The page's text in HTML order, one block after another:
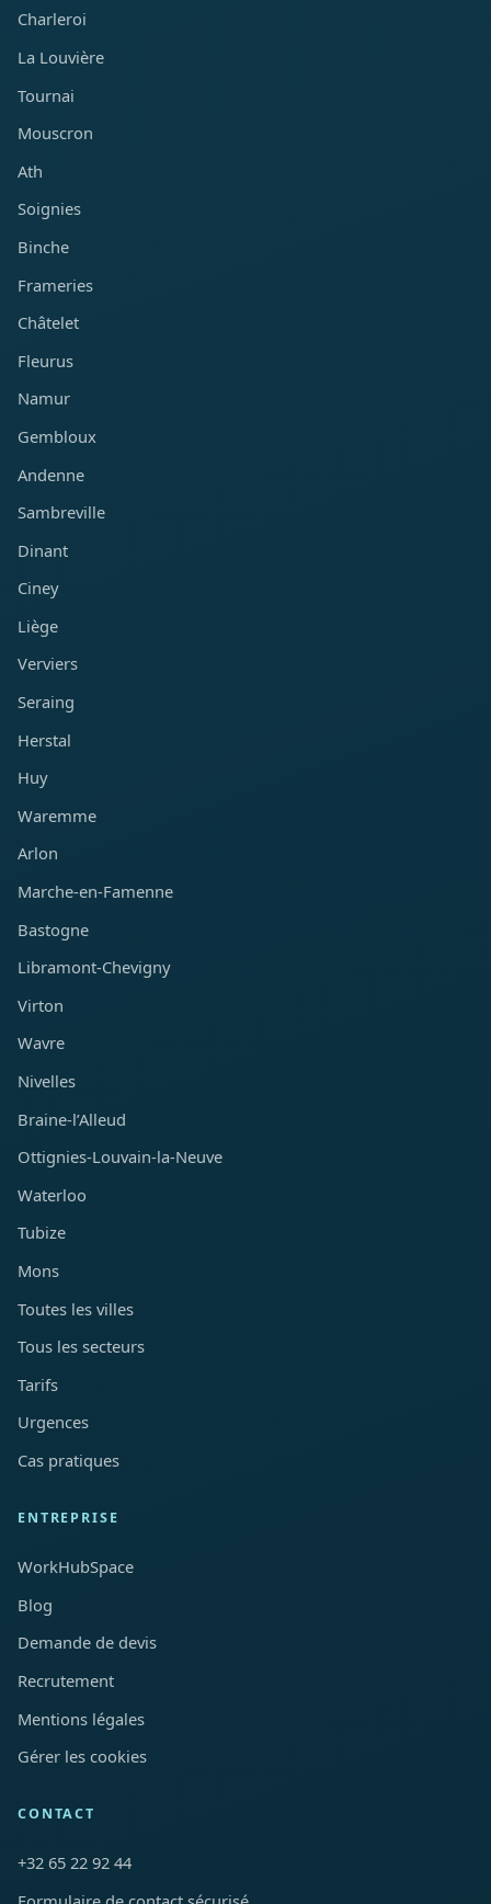
Charleroi
La Louvière
Tournai
Mouscron
Ath
Soignies
Binche
Frameries
Châtelet
Fleurus
Namur
Gembloux
Andenne
Sambreville
Dinant
Ciney
Liège
Verviers
Seraing
Herstal
Huy
Waremme
Arlon
Marche-en-Famenne
Bastogne
Libramont-Chevigny
Virton
Wavre
Nivelles
Braine-l’Alleud
Ottignies-Louvain-la-Neuve
Waterloo
Tubize
Mons
Toutes les villes
Tous les secteurs
Tarifs
Urgences
Cas pratiques
ENTREPRISE
WorkHubSpace
Blog
Demande de devis
Recrutement
Mentions légales
Gérer les cookies
CONTACT
+32 65 22 92 44